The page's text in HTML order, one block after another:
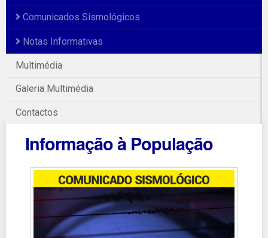
Comunicados Sismológicos
Notas Informativas
Multimédia
Galeria Multimédia
Contactos
Informação à População